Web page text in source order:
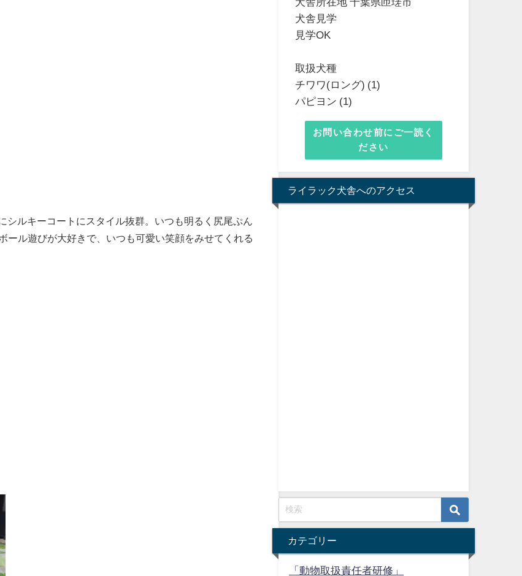
ルキーコートにスタイル抜群。いつも明るく尻尾ぷん
ール遊びが大好きで、いつも可愛い笑顔をみせてくれる
犬舎見学
見学OK
取扱犬種
チワワ(ロング) (1)
パピヨン (1)
お問い合わせ前にご一読く
ださい
ライラック犬舎へのアクセス
カテゴリー
「動物取扱責任者研修」